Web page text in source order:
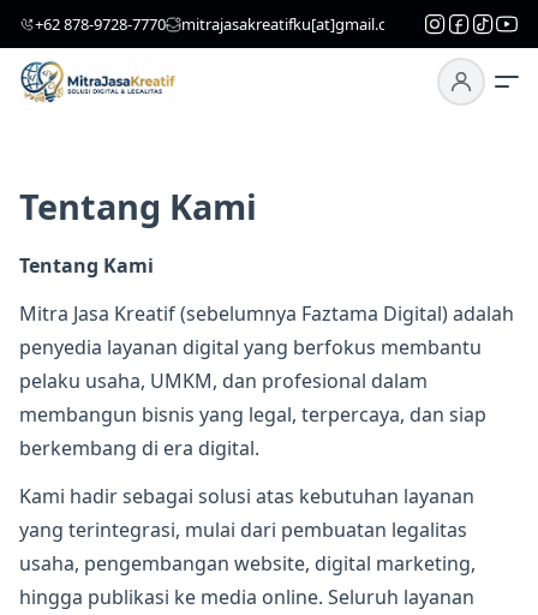
‎+62 878-9728-7770 mitrajasakreatifku[at]gmail.com
Tentang Kami
Tentang Kami
Mitra Jasa Kreatif (sebelumnya Faztama Digital) adalah
penyedia layanan digital yang berfokus membantu
pelaku usaha, UMKM, dan profesional dalam
membangun bisnis yang legal, terpercaya, dan siap
berkembang di era digital.
Kami hadir sebagai solusi atas kebutuhan layanan
yang terintegrasi, mulai dari pembuatan legalitas
usaha, pengembangan website, digital marketing,
hingga publikasi ke media online. Seluruh layanan